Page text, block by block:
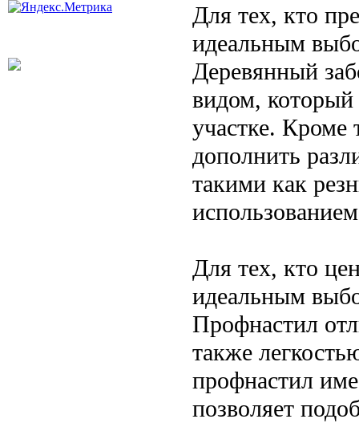
Для тех, кто
идеальным
Деревянный
видом, который
участке. Кроме
дополнить
такими как
Для тех, кто
идеальным
Профнастил
также
профнастил
позволяет